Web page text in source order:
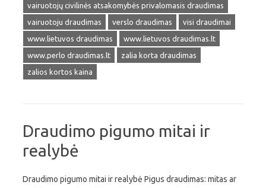
vairuotojų civilinės atsakomybės privalomasis draudimas
vairuotoju draudimas
verslo draudimas
visi draudimai
www.lietuvos draudimas
www.lietuvos draudimas.lt
www.perlo draudimas.lt
zalia korta draudimas
zalios kortos kaina
Draudimo pigumo mitai ir
realybė
Draudimo pigumo mitai ir realybė Pigus draudimas: mitas ar